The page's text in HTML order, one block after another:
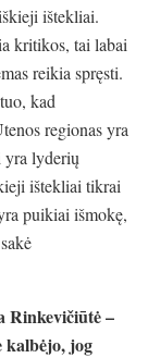
ištekliai.
kritikos, tai labai
reikia spręsti.
kad
regionas yra
yra lyderių
ištekliai tikrai
puikiai išmokę,
Rinkevičiūtė –
jog